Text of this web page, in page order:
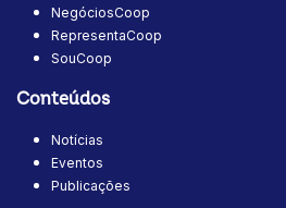
NegóciosCoop
RepresentaCoop
SouCoop
Conteúdos
Notícias
Eventos
Publicações